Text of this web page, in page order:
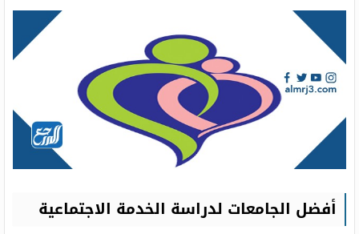
أفضل الجامعات لدراسة الخدمة الاجتماعية